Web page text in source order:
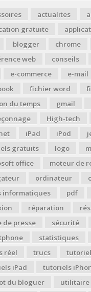
actualites
gratuite
blogger
chrome
web
conseils
e-commerce
e-mail
fichier word
du temps
gmail
High-tech
iPad iPod
gratuits
logo
office
moteur de
ordinateur
informatiques
pdf
réparation
de presse
sécurité
statistiques
réel
trucs tutoriel
iPad
tutoriels
du bloguer
utilitaire